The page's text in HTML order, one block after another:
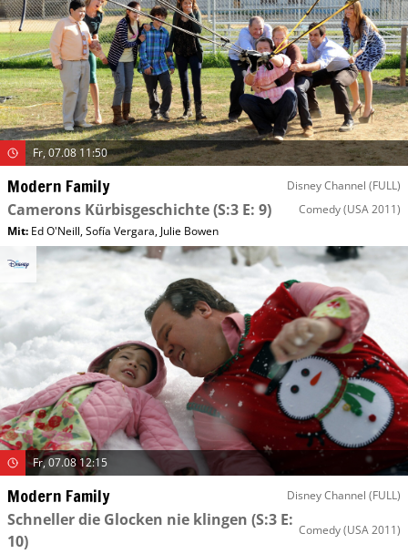
Fr, 07.08 11:50
Modern Family Disney Channel (FULL)
Camerons Kürbisgeschichte(S:3 E: 9) Comedy(USA 2011)
Mit: Ed O'Neill,Sofía Vergara, Julie Bowen
Fr, 07.08 12:15
Modern Family Disney Channel (FULL)
Schneller die Glocken nie klingen (S:3 E:
10)
Comedy(USA 2011)